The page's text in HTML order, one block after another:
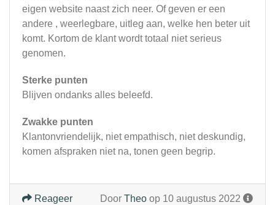
eigen website naast zich neer. Of geven er een
andere , weerlegbare, uitleg aan, welke hen beter uit
komt. Kortom de klant wordt totaal niet serieus
genomen.
Sterke punten
Blijven ondanks alles beleefd.
Zwakke punten
Klantonvriendelijk, niet empathisch, niet deskundig,
komen afspraken niet na, tonen geen begrip.
Door Theo op 10 augustus 2022
Reageer